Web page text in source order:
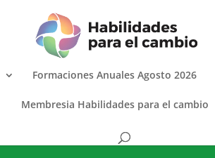
Formaciones Anuales Agosto 2026
Membresia Habilidades para el cambio